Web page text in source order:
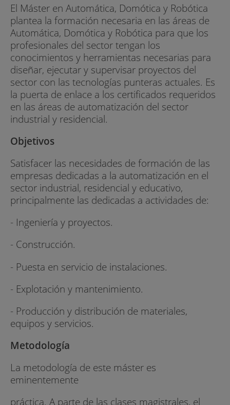
El Máster en Automática, Domótica y Robótica
plantea la formación necesaria en las áreas de
Automática, Domótica y Robótica para que los
profesionales del sector tengan los
conocimientos y herramientas necesarias para
diseñar, ejecutar y supervisar proyectos del
sector con las tecnologías punteras actuales. Es
la puerta de enlace a los certificados requeridos
en las áreas de automatización del sector
industrial y residencial.
Objetivos
Satisfacer las necesidades de formación de las
empresas dedicadas a la automatización en el
sector industrial, residencial y educativo,
principalmente las dedicadas a actividades de:
- Ingeniería y proyectos.
- Construcción.
- Puesta en servicio de instalaciones.
- Explotación y mantenimiento.
- Producción y distribución de materiales,
equipos y servicios.
Metodología
La metodología de este máster es
eminentemente
práctica. A parte de las clases magistrales, el